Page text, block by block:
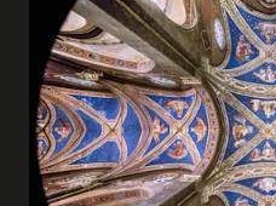
Stili
Elementi